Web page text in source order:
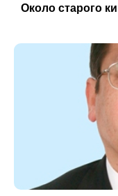
Около старого